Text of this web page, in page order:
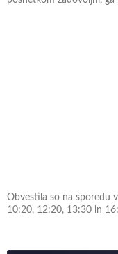
Obvestila so na sporedu
10:20, 12:20, 13:30 in